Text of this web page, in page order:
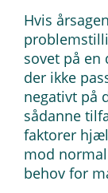
Hvis
sovet på en
der ikke
negativt på
sådanne
faktorer
mod
behov for